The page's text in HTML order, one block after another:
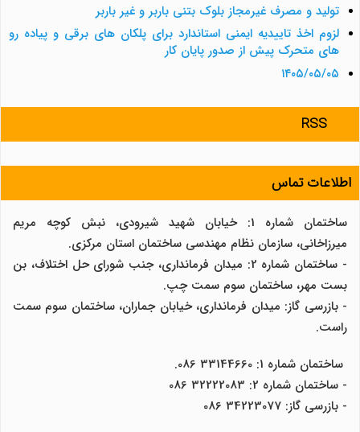
تولید و مصرف غیرمجاز بلوک بتنی باربر و غیر باربر
لزوم اخذ تاییدیه ایمنی استاندارد برای پلکان های برقی و پیاده رو
های متحرک پیش از صدور پایان کار
۱۴۰۵/۰۵/۰۵
RSS
اطلاعات تماس
ساختمان شماره 1: خیابان شهید شیرودی، نبش کوچه مریم
میرزاخانی، سازمان نظام مهندسی ساختمان استان مرکزی.
- ساختمان شماره 2: میدان فرمانداری، جنب شورای حل اختلاف، بن
بست مهر، ساختمان سوم سمت چپ.
- بازرسی گاز: میدان فرمانداری، خیابان جماران، ساختمان سوم سمت
راست.
ساختمان شماره 1: 33144660 086.
- ساختمان شماره 2: 32222083 086
- بازرسی گاز: 34223077 086